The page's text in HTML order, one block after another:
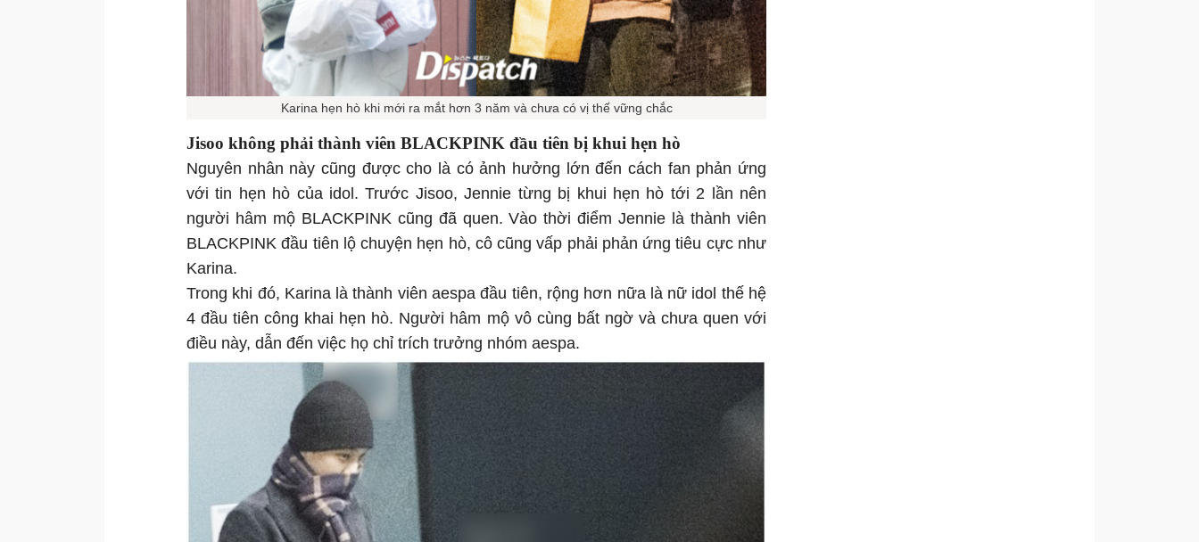
Karina hẹn hò khi mới ra mắt hơn 3 năm và chưa có vị thế vững chắc
Jisoo không phải thành viên BLACKPINK đầu tiên bị khui hẹn hò
Nguyên nhân này cũng được cho là có ảnh hưởng lớn đến cách fan phản ứng
với tin hẹn hò của idol. Trước Jisoo, Jennie từng bị khui hẹn hò tới 2 lần nên
người hâm mộ BLACKPINK cũng đã quen. Vào thời điểm Jennie là thành viên
BLACKPINK đầu tiên lộ chuyện hẹn hò, cô cũng vấp phải phản ứng tiêu cực như
Karina.
Trong khi đó, Karina là thành viên aespa đầu tiên, rộng hơn nữa là nữ idol thế hệ
4 đầu tiên công khai hẹn hò. Người hâm mộ vô cùng bất ngờ và chưa quen với
điều này, dẫn đến việc họ chỉ trích trưởng nhóm aespa.